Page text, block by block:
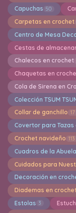
Capuchas 50
Carpetas en crochet
Centro de Mesa
Cestas de
Chalecos en crochet
Chaquetas en
Cola de Sirena en
Colección TSUM
Collar de ganchillo 17
Covertor para
Crochet navideño 113
Cuadros de la
Cuidados para
Decoración en
Diademas en
Estolas 3